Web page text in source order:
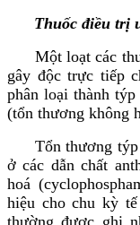
Thuốc điều trị
Một loạt các
gây độc trực tiếp
phân loại thành
(tổn thương không
Tổn thương týp
ở các dẫn chất
hoá
hiệu cho chu kỳ
thường được ghi